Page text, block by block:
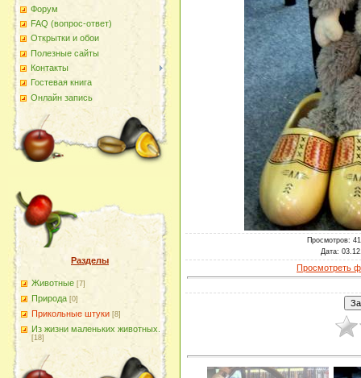
Форум
FAQ (вопрос-ответ)
Открытки и обои
Полезные сайты
Контакты
Гостевая книга
Онлайн запись
Разделы
Животные [7]
Природа [0]
Прикольные штуки [8]
Из жизни маленьких животных.
[18]
Просмотров:
Дата:
Просмотреть